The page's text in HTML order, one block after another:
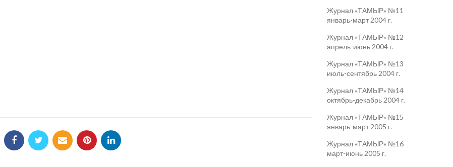
Журнал «ТАМЫР» №11
январь-март 2004 г.
Журнал «ТАМЫР» №12
апрель-июнь 2004 г.
Журнал «ТАМЫР» №13
июль-сентябрь 2004 г.
Журнал «ТАМЫР» №14
октябрь-декабрь 2004 г.
Журнал «ТАМЫР» №15
январь-март 2005 г.
Журнал «ТАМЫР» №16
март-июнь 2005 г.